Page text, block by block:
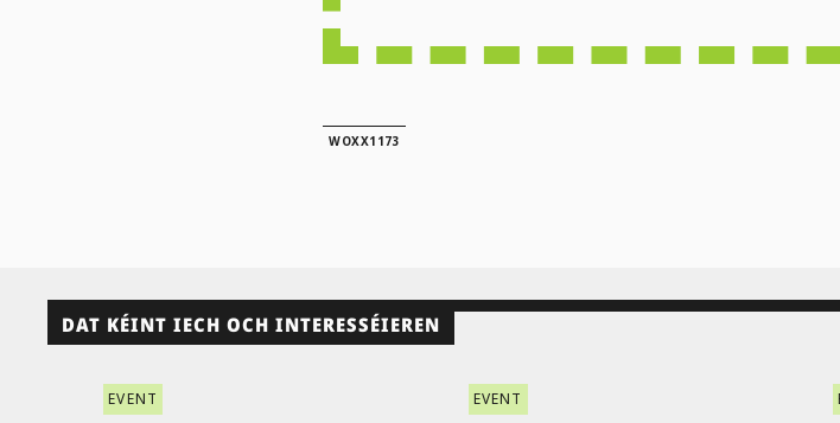
WOXX1173
DAT KÉINT IECH OCH INTERESSÉIEREN
EVENT EVENT